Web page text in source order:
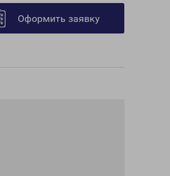
Оформить заявку